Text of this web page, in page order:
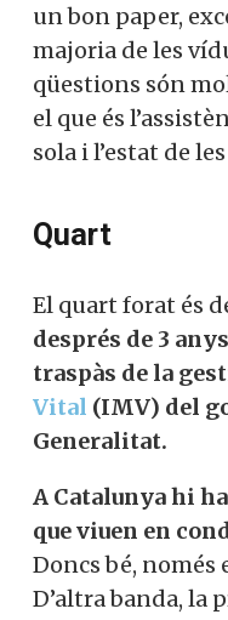
un bon paper,
majoria de les
qüestions són
el que és
sola i l’estat de
Quart
El quart forat és
després de 3
traspàs de la
Vital (IMV) del
Generalitat.
A Catalunya hi
que viuen en
Doncs bé, només
D’altra banda, la